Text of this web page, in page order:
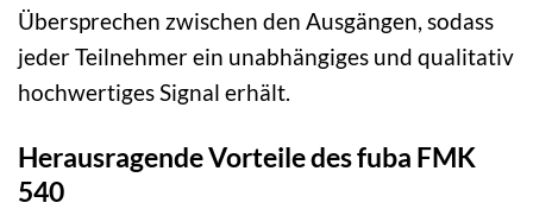
Übersprechen zwischen den Ausgängen, sodass
jeder Teilnehmer ein unabhängiges und qualitativ
hochwertiges Signal erhält.
Herausragende Vorteile des fuba FMK
540